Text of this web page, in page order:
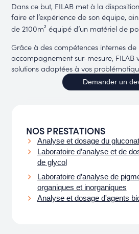
Dans ce but, FILAB met à la
faire et l’expérience de son équipe,
de 2100m² équipé d’un matériel de
Grâce à des compétences internes
accompagnement sur-mesure, FILAB
solutions adaptées à vos
Demander un
NOS PRESTATIONS
Analyse et dosage du
Laboratoire d’analyse et de
de glycol
Laboratoire d’analyse de
organiques et inorganiques
Analyse et dosage d'agents